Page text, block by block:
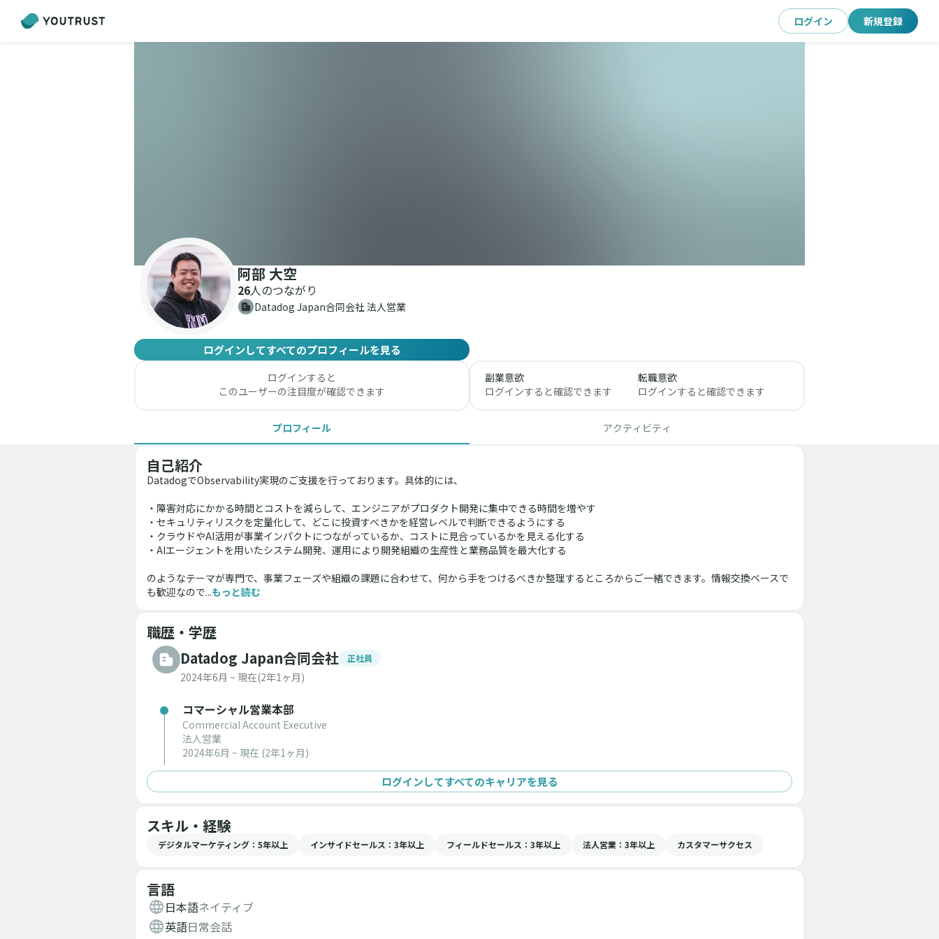
ログイン 新規登録
阿部 大空
26人のつながり
Datadog Japan合同会社 法人営業
ログインしてすべてのプロフィールを見る
ログインすると
このユーザーの注目度が確認できます
副業意欲
ログインすると確認できます
転職意欲
ログインすると確認できます
プロフィール アクティビティ
自己紹介
DatadogでObservability実現のご支援を行っております。具体的には、
・障害対応にかかる時間とコストを減らして、エンジニアがプロダクト開発に集中できる時間を増やす
・セキュリティリスクを定量化して、どこに投資すべきかを経営レベルで判断できるようにする
・クラウドやAI活用が事業インパクトにつながっているか、コストに見合っているかを見える化する
・AIエージェントを用いたシステム開発、運用により開発組織の生産性と業務品質を最大化する
のようなテーマが専門で、事業フェーズや組織の課題に合わせて、何から手をつけるべきか整理するところからご一緒できます。情報交換ベースで
も歓迎なので...もっと読む
職歴・学歴
Datadog Japan合同会社
正社員
2024年6月 ~ 現在(2年1ヶ月)
コマーシャル営業本部
Commercial Account Executive
法人営業
2024年6月 ~ 現在 (2年1ヶ月)
ログインしてすべてのキャリアを見る
スキル・経験
デジタルマーケティング ：5年以上 インサイドセールス ：3年以上 フィールドセールス ：3年以上 法人営業 ：3年以上 カスタマーサクセス
言語
日本語ネイティブ
英語日常会話